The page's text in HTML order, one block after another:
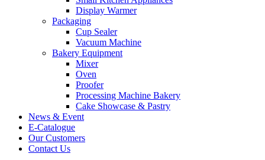
Display Warmer
Packaging
Cup Sealer
Vacuum Machine
Bakery Equipment
Mixer
Oven
Proofer
Processing Machine Bakery
Cake Showcase & Pastry
News & Event
E-Catalogue
Our Customers
Contact Us